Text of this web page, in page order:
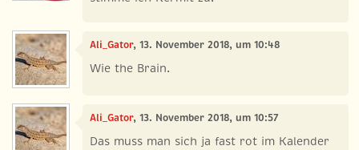
Ali_Gator, 13. November 2018, um 10:48
Wie the Brain.
Ali_Gator, 13. November 2018, um 10:57
Das muss man sich ja fast rot im Kalender